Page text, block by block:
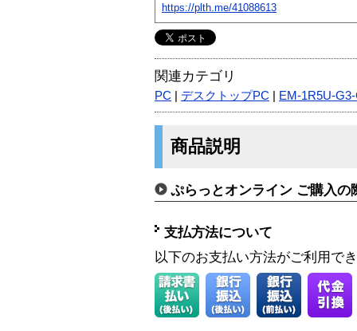
https://plth.me/41088613
関連カテゴリ
PC デスクトップPC EM-1R5U-
商品説明
ぷらっとオンライン ご購入の
支払方法について
以下のお支払い方法がご利用で